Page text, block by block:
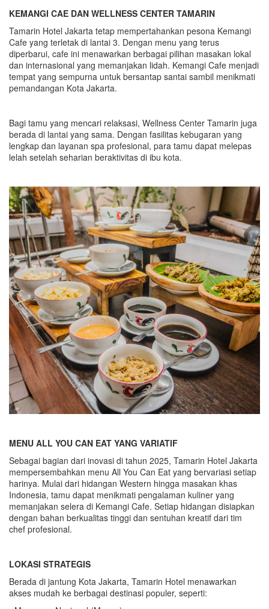
KEMANGI CAE DAN WELLNESS CENTER TAMARIN
Tamarin Hotel Jakarta tetap mempertahankan pesona Kemangi
Cafe yang terletak di lantai 3. Dengan menu yang terus
diperbarui, cafe ini menawarkan berbagai pilihan masakan lokal
dan internasional yang memanjakan lidah. Kemangi Cafe menjadi
tempat yang sempurna untuk bersantap santai sambil menikmati
pemandangan Kota Jakarta.
Bagi tamu yang mencari relaksasi, Wellness Center Tamarin juga
berada di lantai yang sama. Dengan fasilitas kebugaran yang
lengkap dan layanan spa profesional, para tamu dapat melepas
lelah setelah seharian beraktivitas di ibu kota.
MENU ALL YOU CAN EAT YANG VARIATIF
Sebagai bagian dari inovasi di tahun 2025, Tamarin Hotel Jakarta
mempersembahkan menu All You Can Eat yang bervariasi setiap
harinya. Mulai dari hidangan Western hingga masakan khas
Indonesia, tamu dapat menikmati pengalaman kuliner yang
memanjakan selera di Kemangi Cafe. Setiap hidangan disiapkan
dengan bahan berkualitas tinggi dan sentuhan kreatif dari tim
chef profesional.
LOKASI STRATEGIS
Berada di jantung Kota Jakarta, Tamarin Hotel menawarkan
akses mudah ke berbagai destinasi populer, seperti: